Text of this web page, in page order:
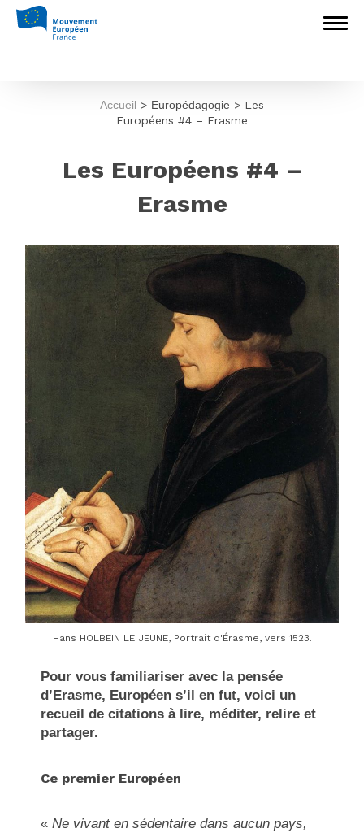
Accueil > Europédagogie > Les
Européens #4 – Erasme
Les Européens #4 –
Erasme
Hans HOLBEIN LE JEUNE, Portrait d'Érasme, vers 1523.
Pour vous familiariser avec la pensée
d’Erasme, Européen s’il en fut, voici un
recueil de citations à lire, méditer, relire et
partager.
Ce premier Européen
«Ne vivant en sédentaire dans aucun pays,